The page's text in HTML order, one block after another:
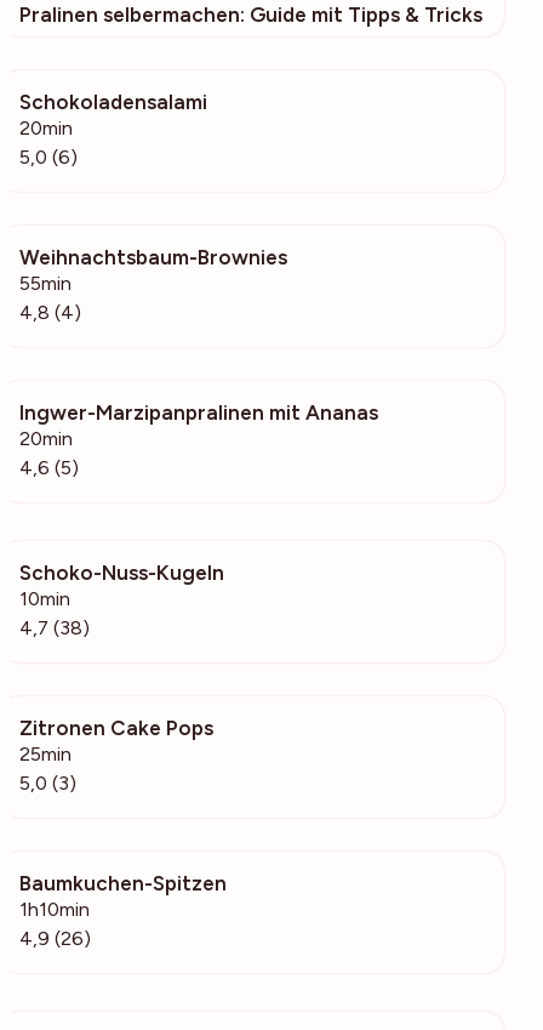
13.5k
Pralinen selbermachen: Guide mit Tipps & Tricks
Schokoladensalami
20min
5,0 (6)
Weihnachtsbaum-Brownies
55min
4,8 (4)
Ingwer-Marzipanpralinen mit Ananas
20min
4,6 (5)
Schoko-Nuss-Kugeln
10min
4,7 (38)
Zitronen Cake Pops
25min
5,0 (3)
Baumkuchen-Spitzen
1h10min
4,9 (26)